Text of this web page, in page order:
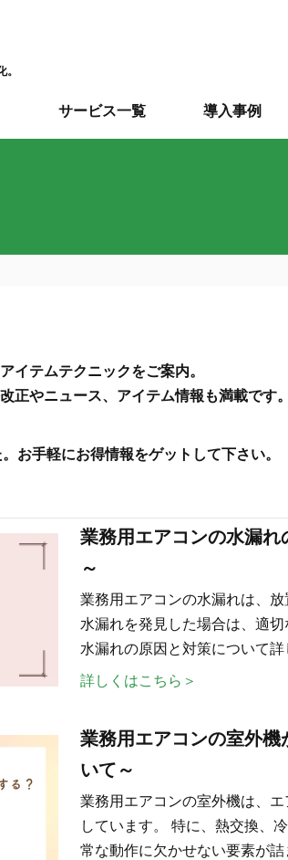
サービス一覧 導入事例
イテムテクニックをご案内。
正やニュース、アイテム情報も満載です。
お手軽にお得情報をゲットして下さい。
業務用エアコンの水漏
～
業務用エアコンの水漏れは、
水漏れを発見した場合は、適
水漏れの原因と対策について
詳しくはこちら＞
業務用エアコンの室外
いて～
業務用エアコンの室外機は、
しています。 特に、熱交換、
常な動作に欠かせない要素が